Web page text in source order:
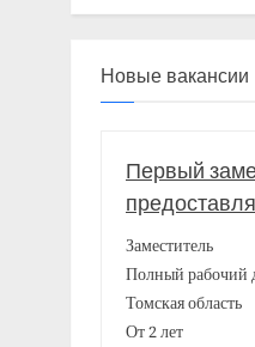
Новые вакансии
Первый
Заместитель
Полный рабочий
Томская область
От 2 лет